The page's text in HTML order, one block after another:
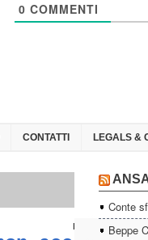
0 COMMENTI
CONTATTI LEGALS &
Conte
Beppe